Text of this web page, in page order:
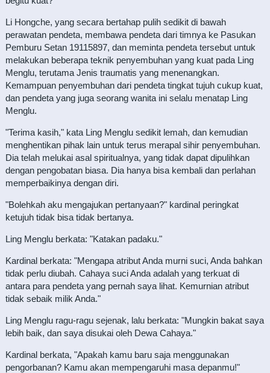
Li Hongche, yang secara bertahap pulih sedikit di bawah
perawatan pendeta, membawa pendeta dari timnya ke Pasukan
Pemburu Setan 19115897, dan meminta pendeta tersebut untuk
melakukan beberapa teknik penyembuhan yang kuat pada Ling
Menglu, terutama Jenis traumatis yang menenangkan.
Kemampuan penyembuhan dari pendeta tingkat tujuh cukup kuat,
dan pendeta yang juga seorang wanita ini selalu menatap Ling
Menglu.
"Terima kasih," kata Ling Menglu sedikit lemah, dan kemudian
menghentikan pihak lain untuk terus merapal sihir penyembuhan.
Dia telah melukai asal spiritualnya, yang tidak dapat dipulihkan
dengan pengobatan biasa. Dia hanya bisa kembali dan perlahan
memperbaikinya dengan diri.
"Bolehkah aku mengajukan pertanyaan?" kardinal peringkat
ketujuh tidak bisa tidak bertanya.
Ling Menglu berkata: "Katakan padaku."
Kardinal berkata: "Mengapa atribut Anda murni suci, Anda bahkan
tidak perlu diubah. Cahaya suci Anda adalah yang terkuat di
antara para pendeta yang pernah saya lihat. Kemurnian atribut
tidak sebaik milik Anda."
Ling Menglu ragu-ragu sejenak, lalu berkata: "Mungkin bakat saya
lebih baik, dan saya disukai oleh Dewa Cahaya."
Kardinal berkata, "Apakah kamu baru saja menggunakan
pengorbanan? Kamu akan mempengaruhi masa depanmu!"